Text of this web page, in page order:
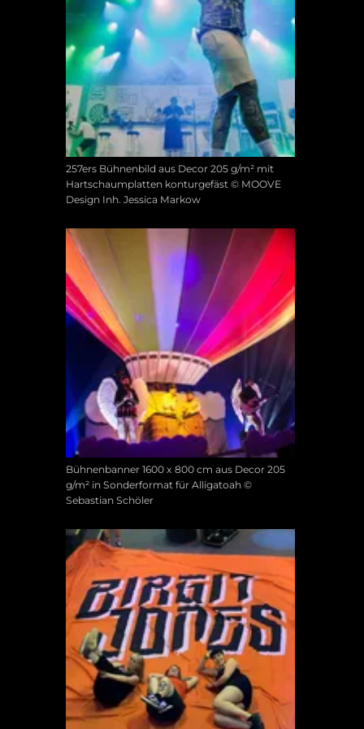
257ers Bühnenbild aus Decor 205 g/m² mit
Hartschaumplatten konturgefäst © MOOVE
Design Inh. Jessica Markow
Bühnenbanner 1600 x 800 cm aus Decor 205
g/m² in Sonderformat für Alligatoah ©
Sebastian Schöler